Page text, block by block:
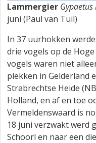
Lammergier
juni (Paul van Tuil)
In 37 uurhokken
drie vogels op de Hoge
vogels waren niet
plekken in Gelderland
Strabrechtse Heide
Holland, en af en toe
Vermeldenswaard is
18 juni verzwakt werd
Schoorl en naar een